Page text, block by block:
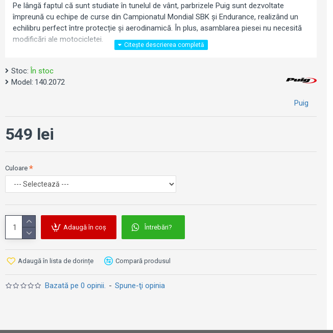
Pe lângă faptul că sunt studiate în tunelul de vânt, parbrizele Puig sunt dezvoltate
împreună cu echipe de curse din Campionatul Mondial SBK și Endurance, realizând un
echilibru perfect între protecție și aerodinamică. În plus, asamblarea piesei nu necesită
modificări ale motocicletei.
Compatibilitate:
Suzuki GSX-R 1000 (2005-2006)
Stoc: În stoc
Model: 140.2072
Puig
Bazată pe 0 opinii. - Spune-ţi opinia
549 lei
Culoare
Adaugă în coș Întrebări?
Adaugă în lista de dorințe Compară produsul